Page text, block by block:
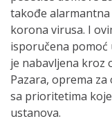
takođe
korona virusa. I
isporučena
je nabavljena kroz
Pazara, oprema
sa prioritetima
ustanova.